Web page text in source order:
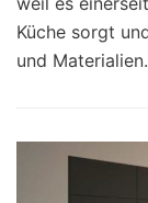
Küche sorgt
und